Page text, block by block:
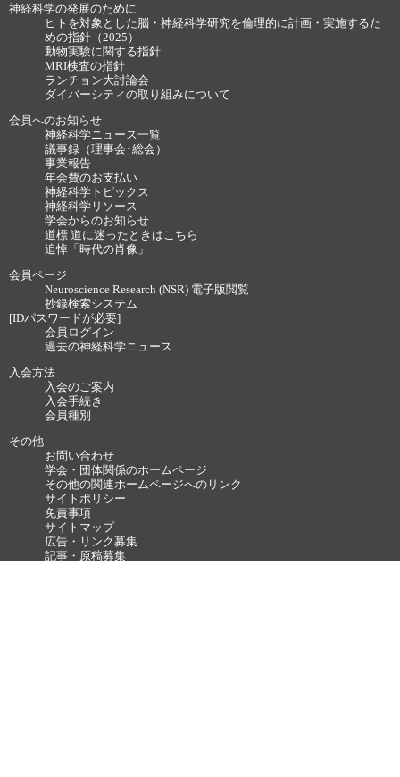
神経科学の発展のために
ヒトを対象とした脳・神経科学研究を倫理的に計画・実施するた
めの指針（2025）
動物実験に関する指針
MRI検査の指針
ランチョン大討論会
ダイバーシティの取り組みについて
会員へのお知らせ
神経科学ニュース一覧
議事録（理事会･総会）
事業報告
年会費のお支払い
神経科学トピックス
神経科学リソース
学会からのお知らせ
道標 道に迷ったときはこちら
追悼「時代の肖像」
会員ページ
Neuroscience Research (NSR) 電子版閲覧
抄録検索システム
[IDパスワードが必要]
会員ログイン
過去の神経科学ニュース
入会方法
入会のご案内
入会手続き
会員種別
その他
お問い合わせ
学会・団体関係のホームページ
その他の関連ホームページへのリンク
サイトポリシー
免責事項
サイトマップ
広告・リンク募集
記事・原稿募集